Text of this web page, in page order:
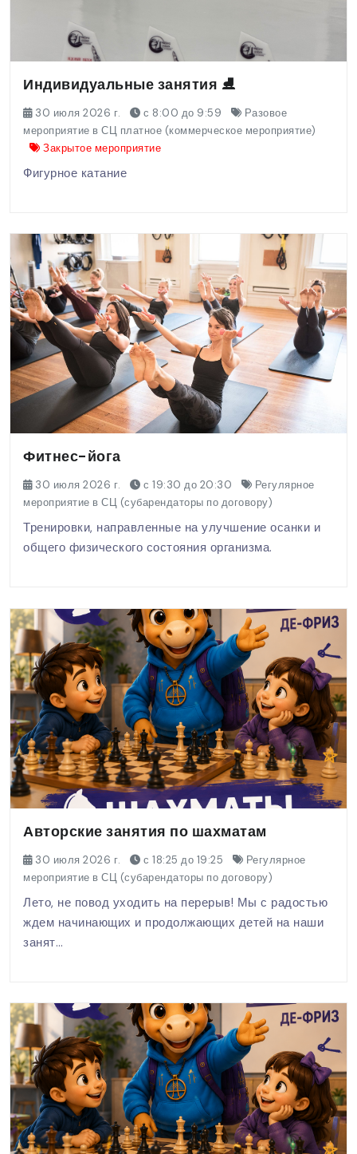
Индивидуальные занятия ⛸️
30 июля 2026 г. с 8:00 до 9:59
Разовое
мероприятие в СЦ платное (коммерческое мероприятие)
Закрытое мероприятие
Фигурное катание
Фитнес-йога
30 июля 2026 г. с 19:30 до 20:30
Регулярное
мероприятие в СЦ (субарендаторы по договору)
Тренировки, направленные на улучшение осанки и
общего физического состояния организма.
Авторские занятия по шахматам
30 июля 2026 г. с 18:25 до 19:25
Регулярное
мероприятие в СЦ (субарендаторы по договору)
Лето, не повод уходить на перерыв! Мы с радостью
ждем начинающих и продолжающих детей на наши
занят…